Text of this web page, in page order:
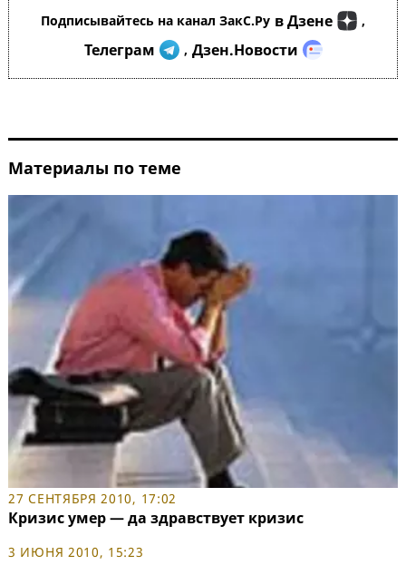
Подписывайтесь на канал ЗакС.Ру в Дзене ,
Телеграм , Дзен.Новости
Материалы по теме
27 СЕНТЯБРЯ 2010, 17:02
Кризис умер — да здравствует кризис
3 ИЮНЯ 2010, 15:23